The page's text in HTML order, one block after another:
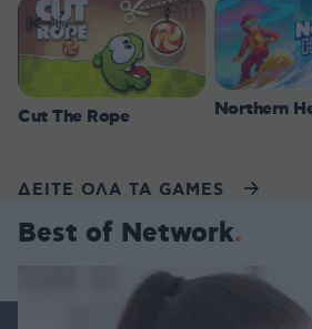
Cut The Rope Northern
ΔΕΙΤΕ ΟΛΑ ΤΑ GAMES
Best of Network